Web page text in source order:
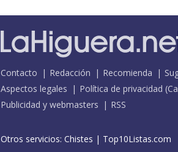
Contacto Redacción Recomienda
Aspectos legales
Política de privacidad (
Publicidad y webmasters
RSS
Otros servicios: Chistes | Top10Listas.com